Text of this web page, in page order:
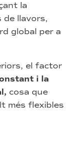
la
de llavors,
global per a
el factor
i la
cosa que
més flexibles